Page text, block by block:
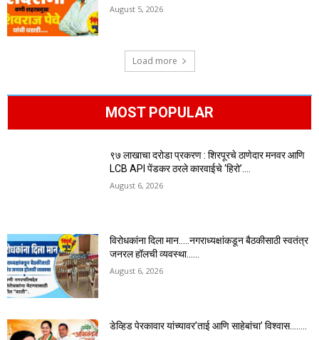
August 5, 2026
Load more
MOST POPULAR
९७ लाखाचा दरोडा प्रकरण : शिरपूरचे ठाणेदार मनवर आणि
LCB API पेंडकर ठरले कारवाईचे ‘हिरो’….
August 6, 2026
विरोधकांना दिला मान…..नगराध्यक्षांकडून बैठकीसाठी स्वतंत्र
जनरल हॉलची व्यवस्था……
August 6, 2026
डेव्हिड पेरकावार यांच्यावर’ताई आणि साहेबांचा’ विश्वास……..